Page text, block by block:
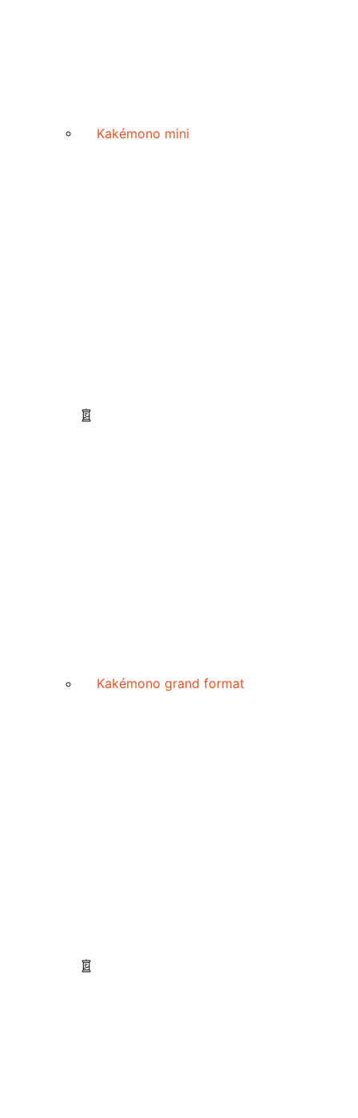
Kakémono mini
Kakémono grand format